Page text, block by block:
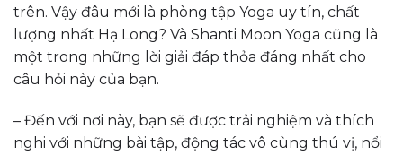
trên. Vậy đâu mới là phòng tập Yoga uy tín, chất
lượng nhất Hạ Long? Và Shanti Moon Yoga cũng là
một trong những lời giải đáp thỏa đáng nhất cho
câu hỏi này của bạn.
– Đến với nơi này, bạn sẽ được trải nghiệm và thích
nghi với những bài tập, động tác vô cùng thú vị, nổi